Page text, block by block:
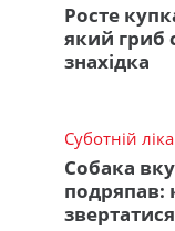
Росте
який гриб
знахідка
Суботній
Собака
подряпав: